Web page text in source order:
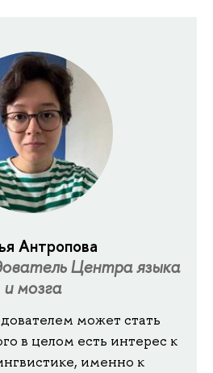
Антропова
Центра языка
и мозга
может стать
в целом есть интерес к
именно к